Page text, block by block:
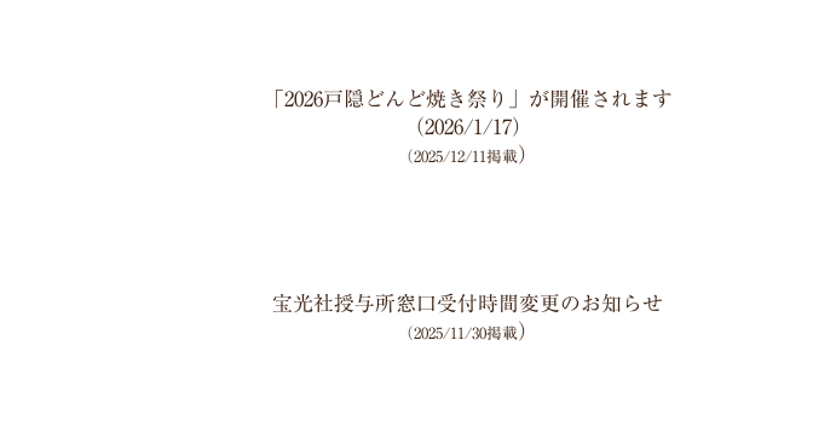
「2026戸隠どんど焼き祭り」が開催されます
（2026/1/17）
（2025/12/11掲載）
宝光社授与所窓口受付時間変更のお知らせ
（2025/11/30掲載）